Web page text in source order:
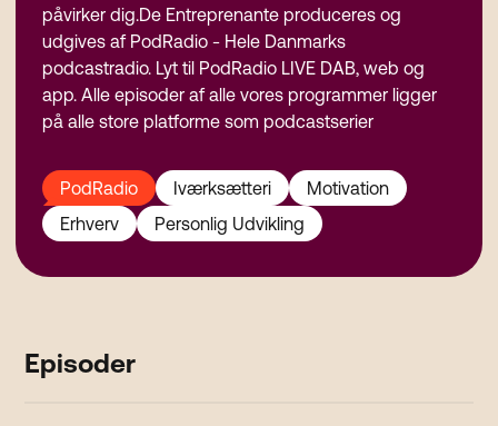
påvirker dig.De Entreprenante produceres og
udgives af PodRadio - Hele Danmarks
podcastradio. Lyt til PodRadio LIVE DAB, web og
app. Alle episoder af alle vores programmer ligger
på alle store platforme som podcastserier
PodRadio Iværksætteri
Motivation
Erhverv
Personlig Udvikling
Episoder